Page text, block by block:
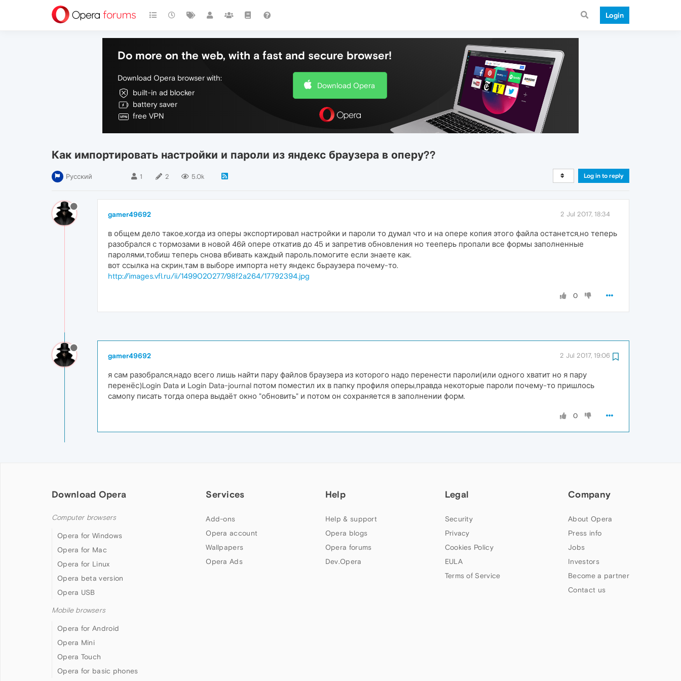
Login
Do more on the web, with a fast and secure browser!
Download Opera browser with:
built-in ad blocker
battery saver
free VPN
Download Opera
Как импортировать настройки и пароли из яндекс браузера в оперу??
Русский 1 2 5.0k Log in to reply
gamer49692 2 Jul 2017, 18:34
в общем дело такое,когда из оперы экспортировал настройки и пароли то думал что и на опере копия этого файла останется,но теперь
разобрался с тормозами в новой 46й опере откатив до 45 и запретив обновления но тееперь пропали все формы заполненные
паролями,тобиш теперь снова вбивать каждый пароль.помогите если знаете как.
вот ссылка на скрин,там в выборе импорта нету яндекс бьраузера почему-то.
http://images.vfl.ru/ii/1499020277/98f2a264/17792394.jpg
0
gamer49692 2 Jul 2017, 19:06
я сам разобрался,надо всего лишь найти пару файлов браузера из которого надо перенести пароли(или одного хватит но я пару
перенёс)Login Data и Login Data-journal потом поместил их в папку профиля оперы,правда некоторые пароли почему-то пришлось
самопу писать тогда опера выдаёт окно "обновить" и потом он сохраняется в заполнении форм.
0
Download Opera
Computer browsers
Opera for Windows
Opera for Mac
Opera for Linux
Opera beta version
Opera USB
Mobile browsers
Opera for Android
Opera Mini
Opera Touch
Opera for basic phones
Services
Add-ons
Opera account
Wallpapers
Opera Ads
Help
Help & support
Opera blogs
Opera forums
Dev.Opera
Legal
Security
Privacy
Cookies Policy
EULA
Terms of Service
Company
About Opera
Press info
Jobs
Investors
Become a partner
Contact us